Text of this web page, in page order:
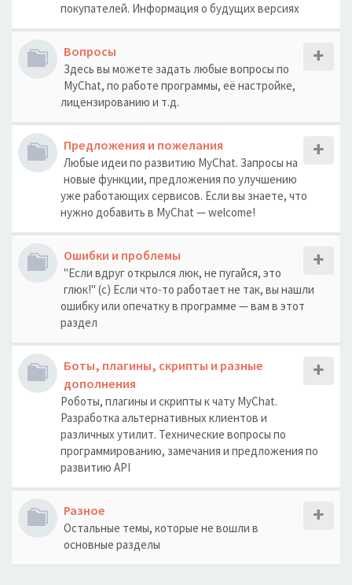
покупателей. Информация о будущих версиях
Вопросы
Здесь вы можете задать любые вопросы по
MyChat, по работе программы, её настройке,
лицензированию и т.д.
Предложения и пожелания
Любые идеи по развитию MyChat. Запросы на
новые функции, предложения по улучшению
уже работающих сервисов. Если вы знаете, что
нужно добавить в MyChat — welcome!
Ошибки и проблемы
"Если вдруг открылся люк, не пугайся, это
глюк!" (с) Если что-то работает не так, вы нашли
ошибку или опечатку в программе — вам в этот
раздел
Боты, плагины, скрипты и разные
дополнения
Роботы, плагины и скрипты к чату MyChat.
Разработка альтернативных клиентов и
различных утилит. Технические вопросы по
программированию, замечания и предложения по
развитию API
Разное
Остальные темы, которые не вошли в
основные разделы